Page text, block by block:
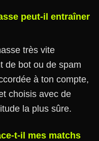
peut-il entraîner
très vite
de bot ou de spam
à ton compte,
choisis avec de
la plus sûre.
t-il mes matchs